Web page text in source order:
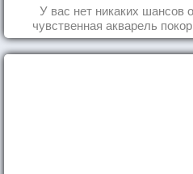
У вас нет никаких шансов
чувственная акварель